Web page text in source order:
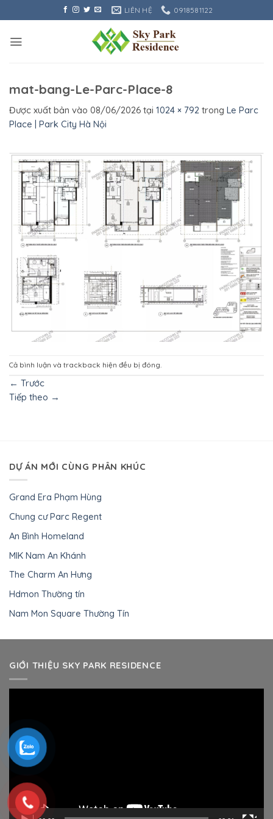
qua
dung
LIÊN HỆ 0918581122
mat-bang-Le-Parc-Place-8
Được xuất bản vào 08/06/2026 tại 1024 × 792 trong Le Parc
Place | Park City Hà Nội
Cả bình luận và trackback hiện đều bị đóng.
← Trước
Tiếp theo →
DỰ ÁN MỚI CÙNG PHÂN KHÚC
Grand Era Phạm Hùng
Chung cư Parc Regent
An Bình Homeland
MIK Nam An Khánh
The Charm An Hưng
Hdmon Thường tín
Nam Mon Square Thường Tín
GIỚI THIỆU SKY PARK RESIDENCE